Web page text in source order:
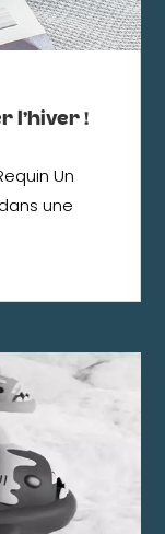
l’hiver !
Un
une